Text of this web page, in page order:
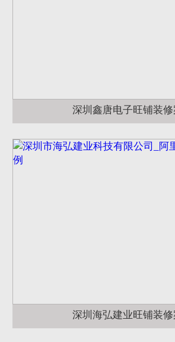
深圳鑫唐电子旺铺装修
深圳海弘建业旺铺装修